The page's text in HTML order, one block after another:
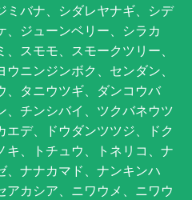
ミバナ、シダレヤナギ、シデ
、ジューンベリー、シラカ
スモモ、スモークツリー、
ニンジンボク、センダン、
、タニウツギ、ダンコウバ
、チンシバイ、ツクバネウツ
デ、ドウダンツツジ、ドク
キ、トチュウ、トネリコ、ナ
、ナナカマド、ナンキンハ
カシア、ニワウメ、ニワウ